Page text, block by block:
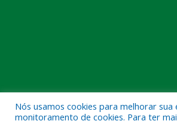
Todos os direitos
Nós usamos cookies para melhorar
monitoramento de cookies. Para ter